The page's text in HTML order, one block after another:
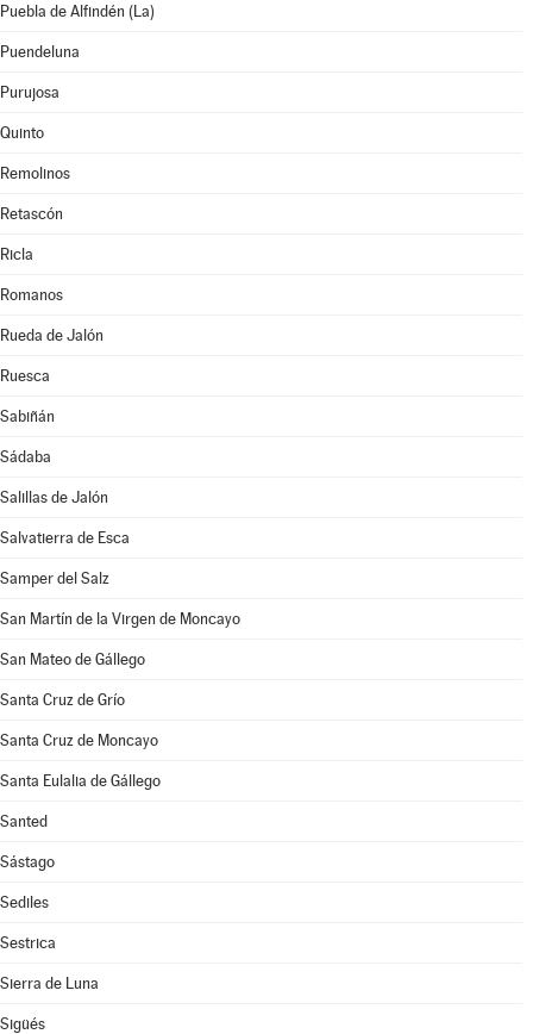
Puebla de Alfindén (La)
Puendeluna
Purujosa
Quinto
Remolinos
Retascón
Ricla
Romanos
Rueda de Jalón
Ruesca
Sabiñán
Sádaba
Salillas de Jalón
Salvatierra de Esca
Samper del Salz
San Martín de la Virgen de Moncayo
San Mateo de Gállego
Santa Cruz de Grío
Santa Cruz de Moncayo
Santa Eulalia de Gállego
Santed
Sástago
Sediles
Sestrica
Sierra de Luna
Sigüés